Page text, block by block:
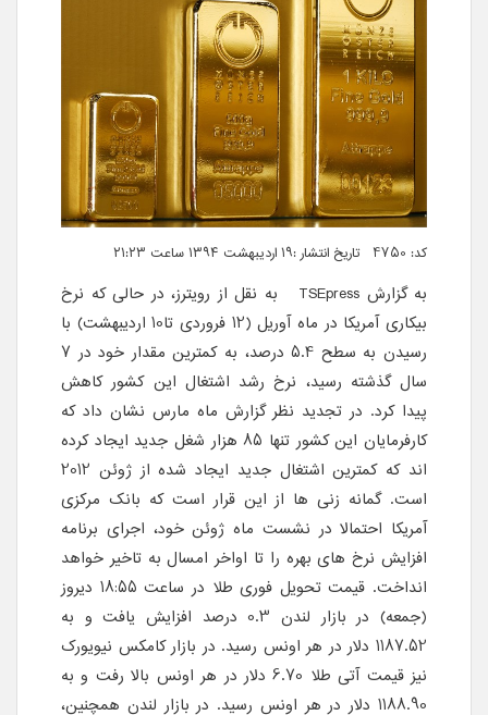
کد: 4750 تاریخ انتشار :۱۹ اردیبهشت ۱۳۹۴ ساعت ۲۱:۲۳
به گزارش TSEpress
به نقل از رویترز، در حالی که نرخ
بیکاری آمریکا در ماه آوریل (12 فروردی تا10 اردیبهشت) با
رسیدن به سطح 5.4 درصد، به کمترین مقدار خود در 7
سال گذشته رسید، نرخ رشد اشتغال این کشور کاهش
پیدا کرد. در تجدید نظر گزارش ماه مارس نشان داد که
کارفرمایان این کشور تنها 85 هزار شغل جدید ایجاد کرده
اند که کمترین اشتغال جدید ایجاد شده از ژوئن 2012
است. گمانه زنی ها از این قرار است که بانک مرکزی
آمریکا احتمالا در نشست ماه ژوئن خود، اجرای برنامه
افزایش نرخ های بهره را تا اواخر امسال به تاخیر خواهد
انداخت. قیمت تحویل فوری طلا در ساعت 18:55 دیروز
(جمعه) در بازار لندن 0.3 درصد افزایش یافت و به
1187.52 دلار در هر اونس رسید. در بازار کامکس نیویورک
نیز قیمت آتی طلا 6.70 دلار در هر اونس بالا رفت و به
1188.90 دلار در هر اونس رسید. در بازار لندن همچنین،